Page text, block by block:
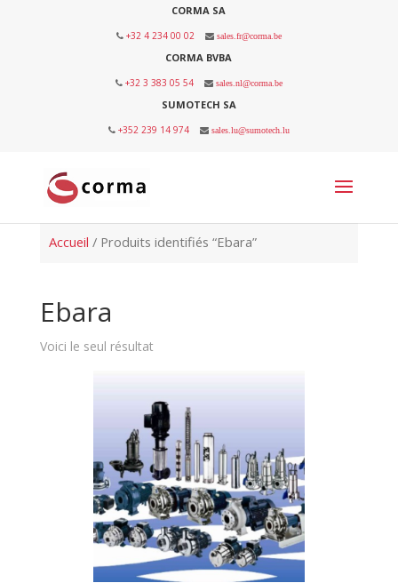
CORMA SA
+32 4 234 00 02 sales.fr@corma.be
CORMA BVBA
+32 3 383 05 54 sales.nl@corma.be
SUMOTECH SA
+352 239 14 974 sales.lu@sumotech.lu
Accueil / Produits identifiés “Ebara”
Ebara
Voici le seul résultat